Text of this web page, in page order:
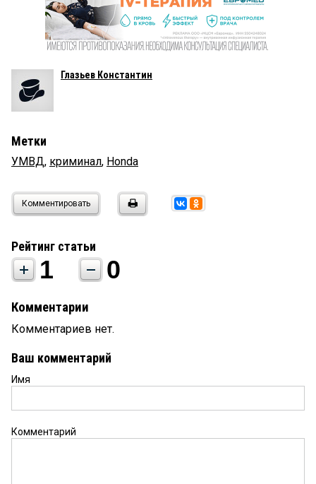
Глазьев Константин
Метки
УМВД, криминал, Honda
Комментировать
Рейтинг статьи
1 0
Комментарии
Комментариев нет.
Ваш комментарий
Имя
Комментарий